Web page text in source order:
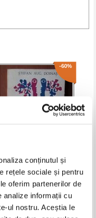
conținutul și
rețele sociale și pentru
oferim partenerilor de
analize informații cu
ul nostru. Aceștia le
-60%
Stefan Aug Doinas - Ce mi s-a
14,00Lei